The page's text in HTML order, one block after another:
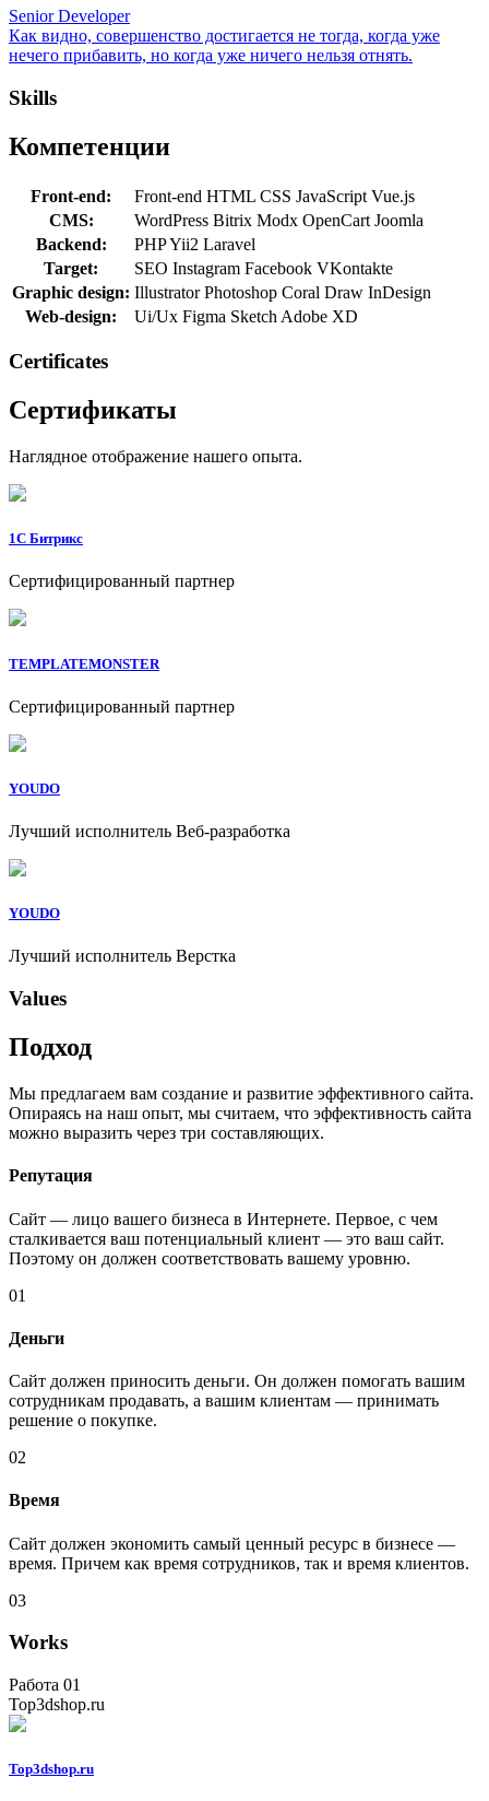
Senior Developer
Как видно, совершенство достигается не тогда, когда уже
нечего прибавить, но когда уже ничего нельзя отнять.
Skills
Компетенции
Front-end: Front-end HTML CSS JavaScript Vue.js
CMS:
WordPress Bitrix Modx OpenCart Joomla
Backend:
PHPYii2 Laravel
Target:
SEO Instagram Facebook VKontakte
Graphic design: Illustrator Photoshop Coral Draw InDesign
Web-design:
Ui/Ux Figma Sketch Adobe XD
Сertificates
Сертификаты
Наглядное отображение нашего опыта.
1C Битрикс
Сертифицированный партнер
TEMPLATEMONSTER
Сертифицированный партнер
YOUDO
Лучший исполнитель Веб-разработка
YOUDO
Лучший исполнитель Верстка
Values
Подход
Мы предлагаем вам создание и развитие эффективного сайта.
Опираясь на наш опыт, мы считаем, что эффективность сайта
можно выразить через три составляющих.
Репутация
Сайт — лицо вашего бизнеса в Интернете. Первое, с чем
сталкивается ваш потенциальный клиент — это ваш сайт.
Поэтому он должен соответствовать вашему уровню.
01
Деньги
Сайт должен приносить деньги. Он должен помогать вашим
сотрудникам продавать, а вашим клиентам — принимать
решение о покупке.
02
Время
Сайт должен экономить самый ценный ресурс в бизнесе —
время. Причем как время сотрудников, так и время клиентов.
03
Works
Работа 01
Top3dshop.ru
Top3dshop.ru